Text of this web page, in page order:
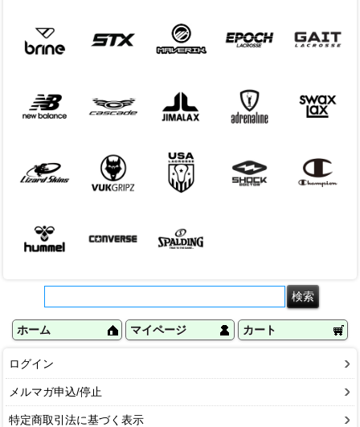
ホーム マイページ カート
ログイン
メルマガ申込/停止
特定商取引法に基づく表示